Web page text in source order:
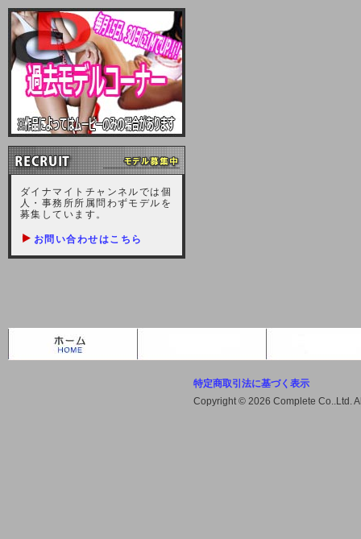
ますが、ご理解の程を宜しくお願い
致します。
2022-09-01 (木)
【サーバーメンテナンスのお知ら
せ】
9月10日（土曜日）AM6：00から
AM8：00（予定）サーバーメンテ
ナンスを致します。ご迷惑をおかけ
しますが、宜しくお願い致します。
2021-10-22 (金)
2021/10/7に起きました地震によ
不安定な状況もあります。会員様に
は、ご不便をお掛けしますが宜しく
ダイナマイトチャンネルでは個
人・事務所所属問わずモデルを
募集しています。
お問い合わせはこちら
特定商取引法に基づく表示
Copyright © 2026 Complete Co..Ltd.